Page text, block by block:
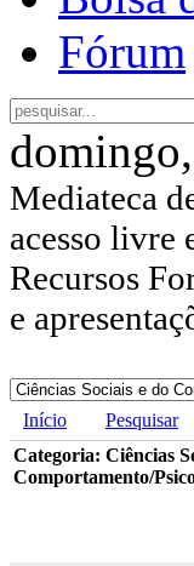
Fórum
Mediateca
acesso livre
Recursos
e
Início Pesquisar
Categoria: Ciências
Comportamento/